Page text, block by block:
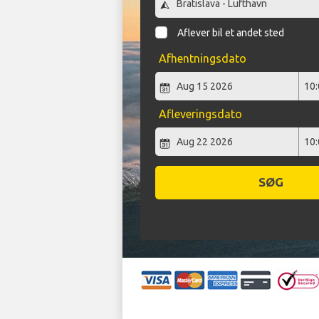
Aflever bil et andet sted
Afhentningsdato
Afleveringsdato
SØG